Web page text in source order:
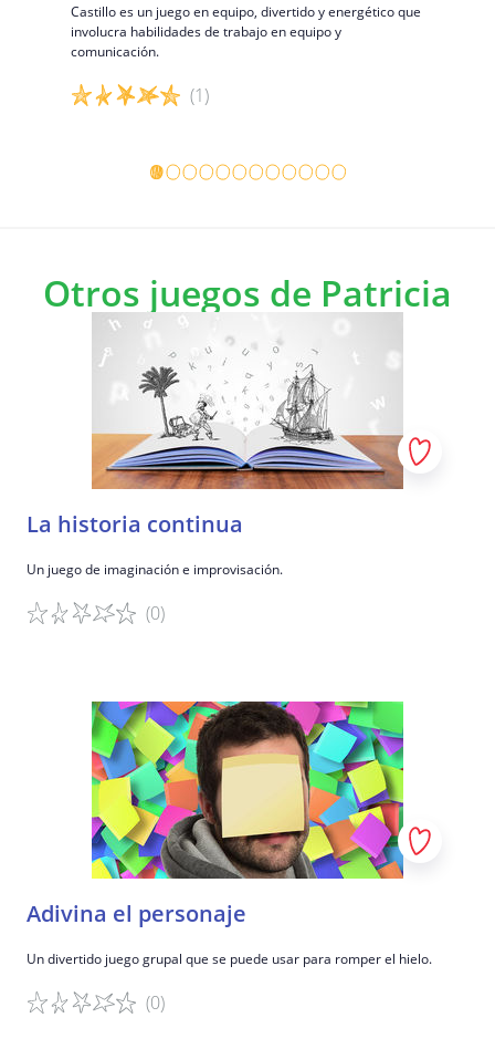
Castillo es un juego en equipo, divertido y energético que
involucra habilidades de trabajo en equipo y
comunicación.
(1)
Detalles del juego
Otros juegos de Patricia
La historia continua
Un juego de imaginación e improvisación.
(0)
Adivina el personaje
Un divertido juego grupal que se puede usar para romper el hielo.
(0)